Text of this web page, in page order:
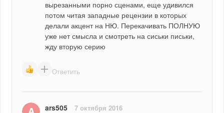
вырезанными порно сценами, еще удивился
потом читая западные рецензии в которых
делали акцент на НЮ. Перекачивать ПОЛНУЮ
уже нет смысла и смотреть на сиськи письки,
жду вторую серию
Ответить
ars505 7 октября 2016